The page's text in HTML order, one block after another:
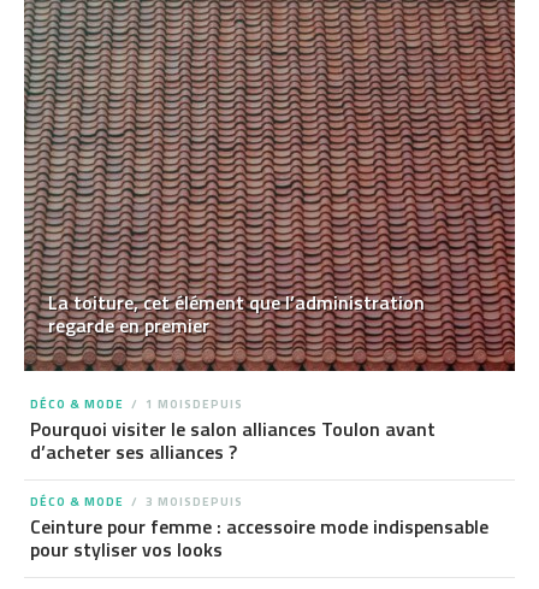
La toiture, cet élément que l’administration
regarde en premier
DÉCO & MODE 1 MOISDEPUIS
Pourquoi visiter le salon alliances Toulon avant
d’acheter ses alliances ?
DÉCO & MODE 3 MOISDEPUIS
Ceinture pour femme : accessoire mode indispensable
pour styliser vos looks